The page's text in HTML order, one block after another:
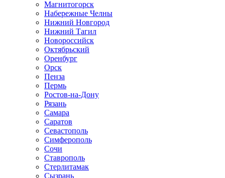
Магнитогорск
Набережные Челны
Нижний Новгород
Нижний Тагил
Новороссийск
Октябрьский
Оренбург
Орск
Пенза
Пермь
Ростов-на-Дону
Рязань
Самара
Саратов
Севастополь
Симферополь
Сочи
Ставрополь
Стерлитамак
Сызрань